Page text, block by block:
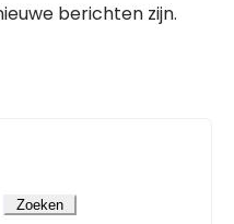
berichten zijn.
Zoeken